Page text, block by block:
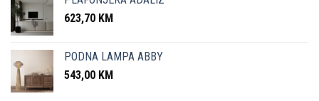
623,70 KM
PODNA LAMPA ABBY
543,00 KM